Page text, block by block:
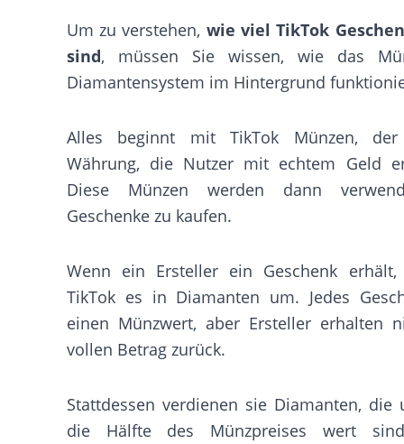
Um zu verstehen, wie viel TikTok
sind, müssen Sie wissen, wie das
Diamantensystem im Hintergrund
Alles beginnt mit TikTok Münzen, der
Währung, die Nutzer mit echtem Geld
Diese Münzen werden dann
Geschenke zu kaufen.
Wenn ein Ersteller ein Geschenk erhält,
TikTok es in Diamanten um. Jedes
einen Münzwert, aber Ersteller erhalten
vollen Betrag zurück.
Stattdessen verdienen sie Diamanten, die
die Hälfte des Münzpreises wert